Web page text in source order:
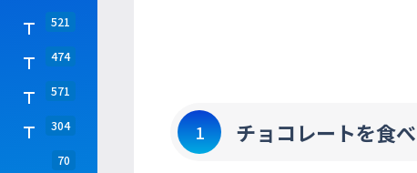
521
474
571
304
70
1 チョコレートを食